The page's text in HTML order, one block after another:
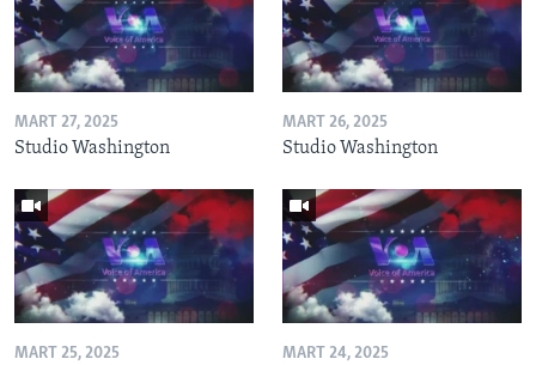
MART 27, 2025
Studio Washington
MART 26, 2025
Studio Washington
MART 25, 2025 MART 24, 2025